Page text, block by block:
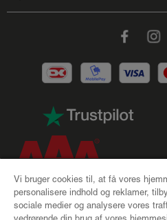
Facebook
CSR | Handelsbetingelser |
Vi bruger cookies til, at få vores
personalisere indhold og reklamer,
sociale medier og analysere vores